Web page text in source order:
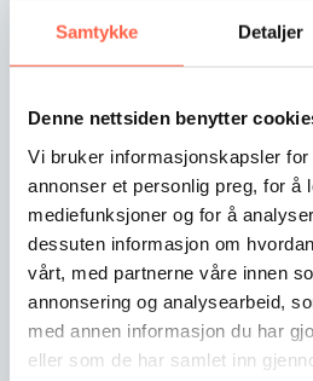
Samtykke Detaljer
Denne nettsiden benytter
Vi bruker informasjonskapsler for
annonser et personlig preg, for å
mediefunksjoner og for å
dessuten informasjon om
vårt, med partnerne våre innen
annonsering og analysearbeid,
med annen informasjon du har
eller som de har samlet inn
Heras Veibom BL 229
Heras Veibom BL 229 er en
med høy ytelse, lang livssyklus
klima. Har en rask og jevn…